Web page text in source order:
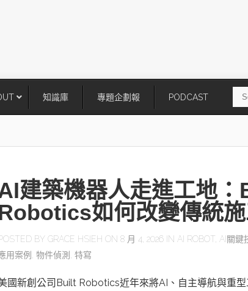
工地：Built
台灣搶攻後矽時代半導體關鍵技
知識庫 專題企劃報 PODCAST
a
r
建築機器人走進工地
如何改變傳統
BY GRACE HSIEH ON 8 月 4, 2026 IN AI ROBOT AI關鍵
用案例
物件偵測 特寫
國新創公司Built Robotics近年來將AI、自主導航與重